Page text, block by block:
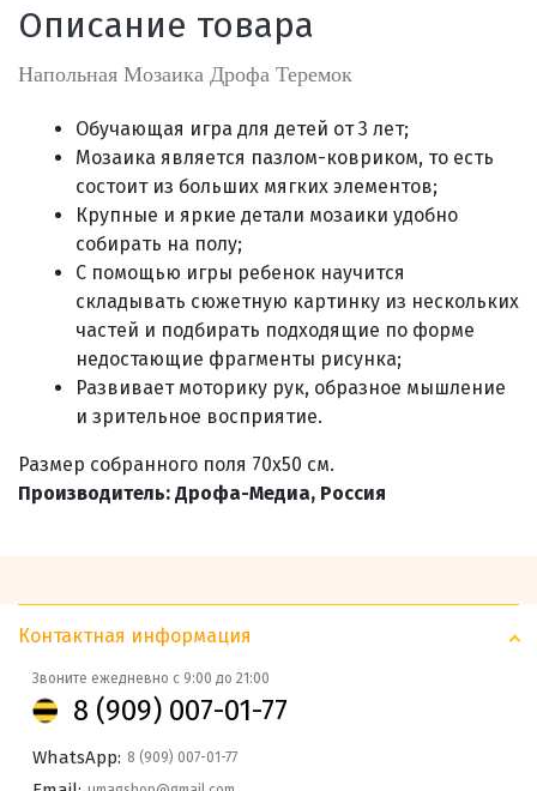
Отправляем во все регионы России
службами Пэк, Кит, Луч, Сдэк, Озон
доставка, Почта РФ или любой другой
Через СБП при получении (для
Екатеринбурга и близлежащих
городов)
Оплата по счету для юридических лиц
Описание товара
Напольная Мозаика Дрофа Теремок
Обучающая игра для детей от 3 лет;
Мозаика является пазлом-ковриком, то есть
состоит из больших мягких элементов;
Крупные и яркие детали мозаики удобно
собирать на полу;
С помощью игры ребенок научится
складывать сюжетную картинку из нескольких
частей и подбирать подходящие по форме
недостающие фрагменты рисунка;
Развивает моторику рук, образное мышление
и зрительное восприятие.
Размер собранного поля 70х50 см.
Производитель: Дрофа-Медиа, Россия
Контактная информация
Звоните ежедневно с 9:00 до 21:00
8 (909) 007-01-77
WhatsApp: 8 (909) 007-01-77